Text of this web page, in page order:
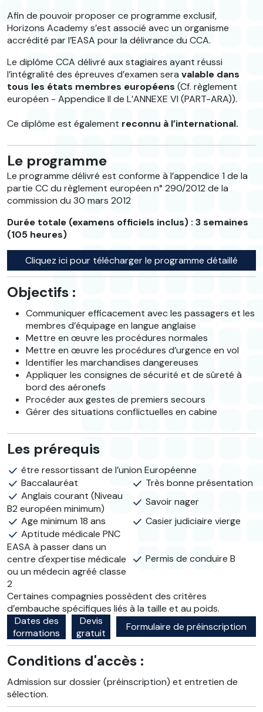
Afin de pouvoir proposer ce programme exclusif,
Horizons Academy s’est associé avec un organisme
accrédité par l’EASA pour la délivrance du CCA.
Le diplôme CCA délivré aux stagiaires ayant réussi
l’intégralité des épreuves d’examen seravalable dans
tous les états membres européens (Cf. règlement
européen - Appendice II de L’ANNEXE VI (PART-ARA)).
Ce diplôme est également reconnu à l’international.
Le programme
Le programme délivré est conforme à l’appendice 1 de la
partie CC du règlement européen n° 290/2012 de la
commission du 30 mars 2012
Durée totale (examens officiels inclus) : 3 semaines
(105 heures)
Cliquez ici pour télécharger le programme détaillé
Objectifs :
Communiquer efficacement avec les passagers et les
membres d’équipage en langue anglaise
Mettre en œuvre les procédures normales
Mettre en œuvre les procédures d’urgence en vol
Identifier les marchandises dangereuses
Appliquer les consignes de sécurité et de sûreté à
bord des aéronefs
Procéder aux gestes de premiers secours
Gérer des situations conflictuelles en cabine
Les prérequis
être ressortissant de l’union Européenne
Baccalauréat
Très bonne présentation
Anglais courant (Niveau
B2 européen minimum)
Savoir nager
Age minimum 18 ans
Casier judiciaire vierge
Aptitude médicale PNC
EASA à passer dans un
centre d'expertise médicale
ou un médecin agréé classe
2
Permis de conduire B
Certaines compagnies possèdent des critères
d’embauche spécifiques liés à la taille et au poids.
Dates des
formations
Devis
gratuit
Formulaire de préinscription
Conditions d'accès :
Admission sur dossier (préinscription) et entretien de
sélection.